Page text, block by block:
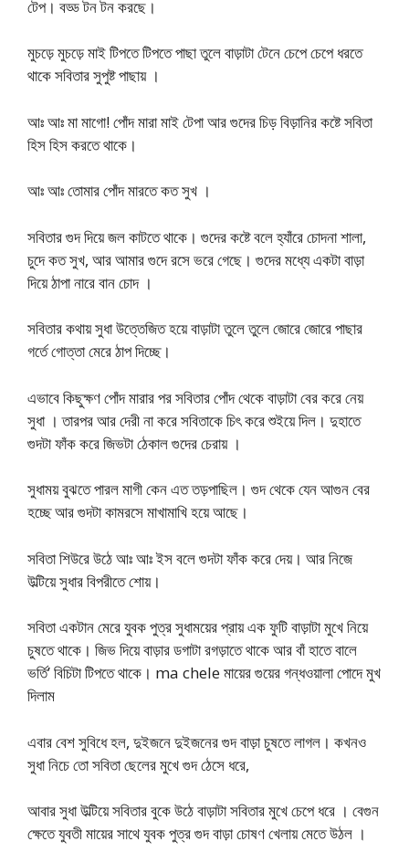
টেপ। বড্ড টন টন করছে।
মুচড়ে মুচড়ে মাই টিপতে টিপতে পাছা তুলে বাড়াটা টেনে চেপে চেপে ধরতে
থাকে সবিতার সুপুষ্ট পাছায় ।
আঃ আঃ মা মাগো! পোঁদ মারা মাই টেপা আর গুদের চিড় বিড়ানির কষ্টে সবিতা
হিস হিস করতে থাকে।
আঃ আঃ তোমার পোঁদ মারতে কত সুখ ।
সবিতার গুদ দিয়ে জল কাটতে থাকে। গুদের কষ্টে বলে হ্যাঁরে চোদনা শালা,
চুদে কত সুখ, আর আমার গুদে রসে ভরে গেছে। গুদের মধ্যে একটা বাড়া
দিয়ে ঠাপা নারে বান চোদ ।
সবিতার কথায় সুধা উত্তেজিত হয়ে বাড়াটা তুলে তুলে জোরে জোরে পাছার
গর্তে গোত্তা মেরে ঠাপ দিচ্ছে।
এভাবে কিছুক্ষণ পোঁদ মারার পর সবিতার পোঁদ থেকে বাড়াটা বের করে নেয়
সুধা । তারপর আর দেরী না করে সবিতাকে চিৎ করে শুইয়ে দিল। দুহাতে
গুদটা ফাঁক করে জিভটা ঠেকাল গুদের চেরায় ।
সুধাময় বুঝতে পারল মাগী কেন এত তড়পাছিল। গুদ থেকে যেন আগুন বের
হচ্ছে আর গুদটা কামরসে মাখামাখি হয়ে আছে।
সবিতা শিউরে উঠে আঃ আঃ ইস বলে গুদটা ফাঁক করে দেয়। আর নিজে
উল্টিয়ে সুধার বিপরীতে শোয়।
সবিতা একটান মেরে যুবক পুত্র সুধাময়ের প্রায় এক ফুটি বাড়াটা মুখে নিয়ে
চুষতে থাকে। জিভ দিয়ে বাড়ার ডগাটা রগড়াতে থাকে আর বাঁ হাতে বালে
ভর্তি’ বিচিটা টিপতে থাকে। ma chele মায়ের গুয়ের গন্ধওয়ালা পোদে মুখ
দিলাম
এবার বেশ সুবিধে হল, দুইজনে দুইজনের গুদ বাড়া চুষতে লাগল। কখনও
সুধা নিচে তো সবিতা ছেলের মুখে গুদ ঠেসে ধরে,
আবার সুধা উল্টিয়ে সবিতার বুকে উঠে বাড়াটা সবিতার মুখে চেপে ধরে । বেগুন
ক্ষেতে যুবতী মায়ের সাথে যুবক পুত্র গুদ বাড়া চোষণ খেলায় মেতে উঠল ।